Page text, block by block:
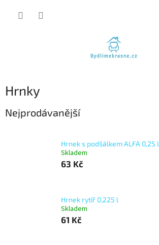
Hrnky
Nejprodávanější
Hrnek s podšálkem ALFA 0,25 l
Skladem
63 Kč
Hrnek rytíř 0,225 l
Skladem
61 Kč